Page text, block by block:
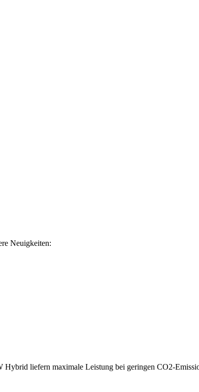
Neuigkeiten:
liefern maximale Leistung bei geringen CO2-